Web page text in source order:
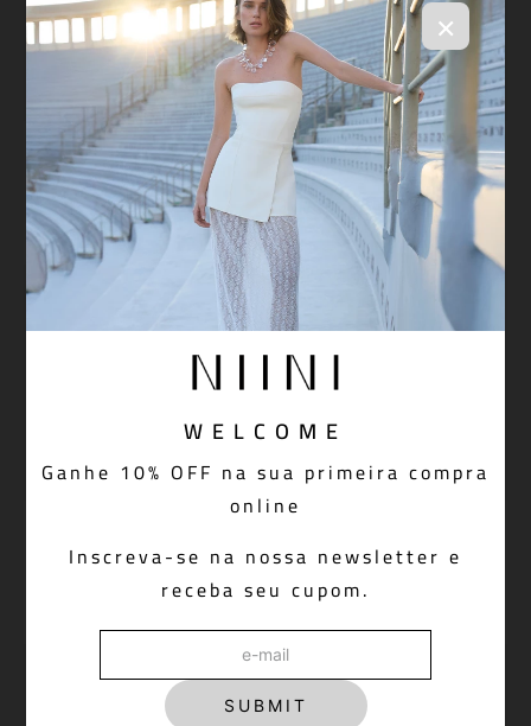
×
WELCOME
Ganhe 10% OFF na sua primeira compra
online
Inscreva-se na nossa newsletter e
receba seu cupom.
SUBMIT
REGATA HARMONIC BEIGE CALÇA ARYA RED